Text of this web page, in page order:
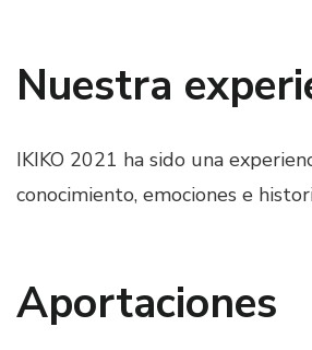
Nuestra
IKIKO 2021 ha sido una
conocimiento, emociones e
Aportaciones